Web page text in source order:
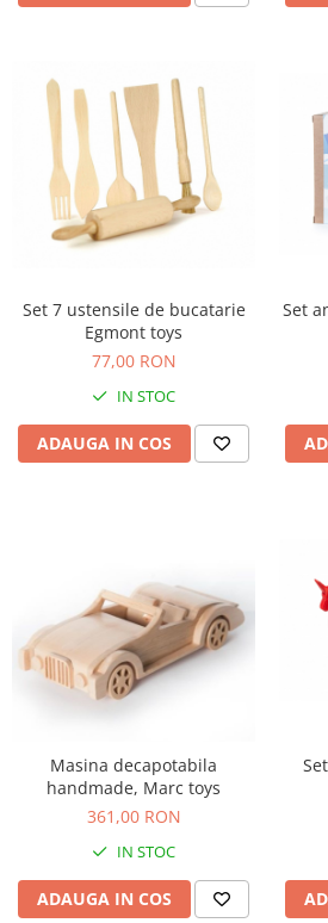
Set 7 ustensile de bucatarie
Egmont toys
77,00 RON
IN STOC
ADAUGA IN COS
Set
Masina decapotabila
handmade, Marc toys
361,00 RON
IN STOC
ADAUGA IN COS